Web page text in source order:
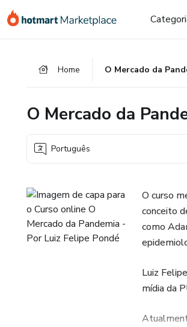
para
para
para
Home
O Mercado da
Português
O curso
conceito
como
Luiz
mídia da